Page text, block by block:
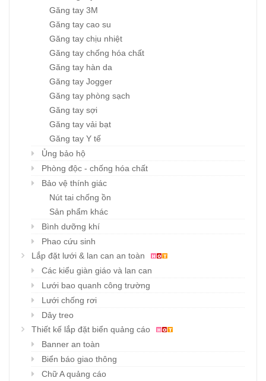
Găng tay 3M
Găng tay cao su
Găng tay chịu nhiệt
Găng tay chống hóa chất
Găng tay hàn da
Găng tay Jogger
Găng tay phòng sạch
Găng tay sợi
Găng tay vải bạt
Găng tay Y tế
Ủng bảo hộ
Phòng độc - chống hóa chất
Bảo vệ thính giác
Nút tai chống ồn
Sản phẩm khác
Bình dưỡng khí
Phao cứu sinh
Lắp đặt lưới & lan can an toàn
Các kiểu giàn giáo và lan can
Lưới bao quanh công trường
Lưới chống rơi
Dây treo
Thiết kế lắp đặt biển quảng cáo
Banner an toàn
Biển báo giao thông
Chữ A quảng cáo